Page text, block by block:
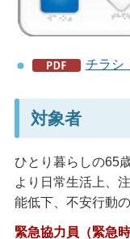
チラシ
対象者
ひとり暮らしの65
より日常生活上、
能低下、不安行動
緊急協力員（緊急